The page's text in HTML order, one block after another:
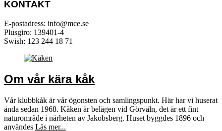
KONTAKT
E-postadress: info@mce.se
Plusgiro: 139401-4
Swish: 123 244 18 71
Om vår kära kåk
Vår klubbkåk är vår ögonsten och samlingspunkt. Här har vi huserat
ända sedan 1968. Kåken är belägen vid Görväln, det är ett fint
naturområde i närheten av Jakobsberg. Huset byggdes 1896 och
användes Läs mer...